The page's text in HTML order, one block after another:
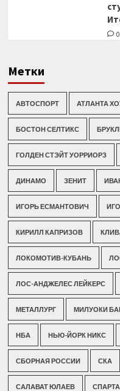
0
Метки
АВТОСПОРТ АТЛАНТА
БОСТОН СЕЛТИКС
ГОЛДЕН СТЭЙТ УОРРИОРЗ
ДИНАМО ЗЕНИТ
ИГОРЬ ЕСМАНТОВИЧ
КИРИЛЛ КАПРИЗОВ
ЛОКОМОТИВ-КУБАНЬ
ЛОС-АНДЖЕЛЕС ЛЕЙКЕРС
МЕТАЛЛУРГ МИЛУОКИ
НБА НЬЮ-ЙОРК НИКС
СБОРНАЯ РОССИИ СКА
САЛАВАТ ЮЛАЕВ